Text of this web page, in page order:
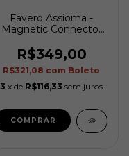
Favero Assioma -
Magnetic Connector
R$349,00
R$321,08 com Boleto
3 x de R$116,33 sem juros